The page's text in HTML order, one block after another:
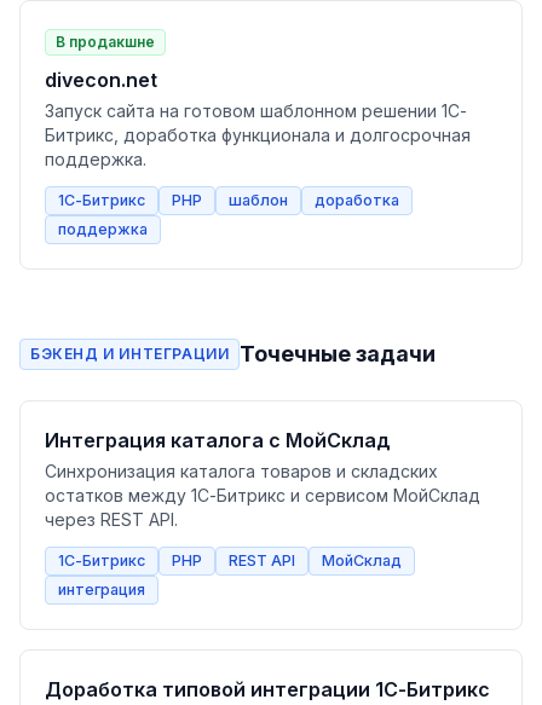
В продакшне
divecon.net
Запуск сайта на готовом шаблонном решении 1С-
Битрикс, доработка функционала и долгосрочная
поддержка.
1С-Битрикс PHP шаблон
доработка
поддержка
БЭКЕНД И ИНТЕГРАЦИИ Точечные задачи
Интеграция каталога с МойСклад
Синхронизация каталога товаров и складских
остатков между 1С-Битрикс и сервисом МойСклад
через REST API.
1С-Битрикс PHP REST API
МойСклад
интеграция
Доработка типовой интеграции 1С-Битрикс